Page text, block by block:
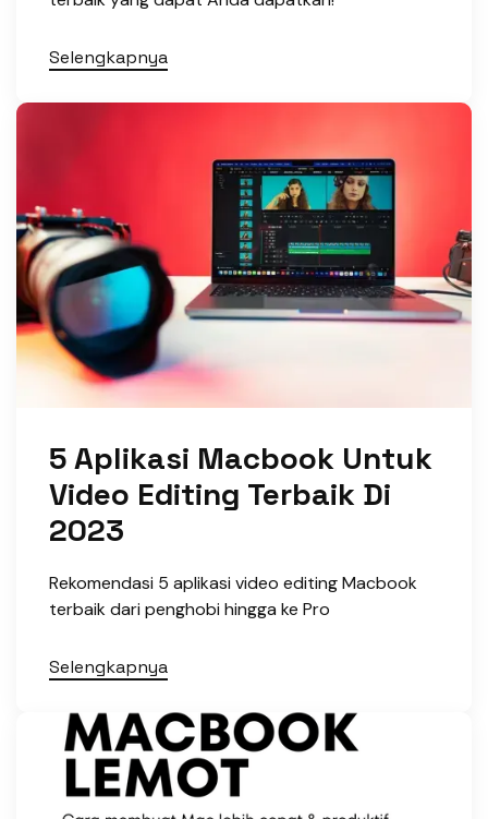
Selengkapnya
5 Aplikasi Macbook Untuk
Video Editing Terbaik Di
2023
Rekomendasi 5 aplikasi video editing Macbook
terbaik dari penghobi hingga ke Pro
Selengkapnya